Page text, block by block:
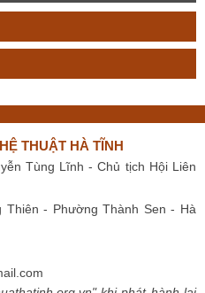
THUẬT HÀ TĨNH
Tùng Lĩnh - Chủ tịch Hội Liên
- Phường Thành Sen - Hà